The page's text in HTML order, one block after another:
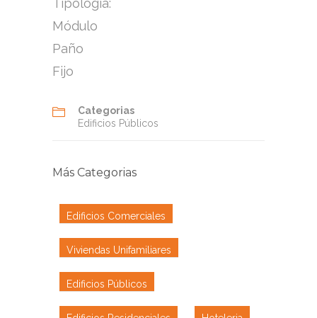
Tipología:
Módulo
Paño
Fijo
Categorias
Edificios Públicos
Más Categorias
Edificios Comerciales
Viviendas Unifamiliares
Edificios Públicos